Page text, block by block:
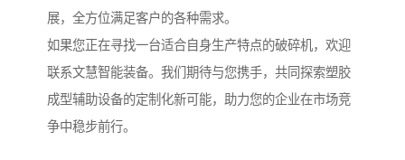
展，全方位满足客户的各种需求。
如果您正在寻找一台适合自身生产特点的破碎机，欢迎
联系文慧智能装备。我们期待与您携手，共同探索塑胶
成型辅助设备的定制化新可能，助力您的企业在市场竞
争中稳步前行。